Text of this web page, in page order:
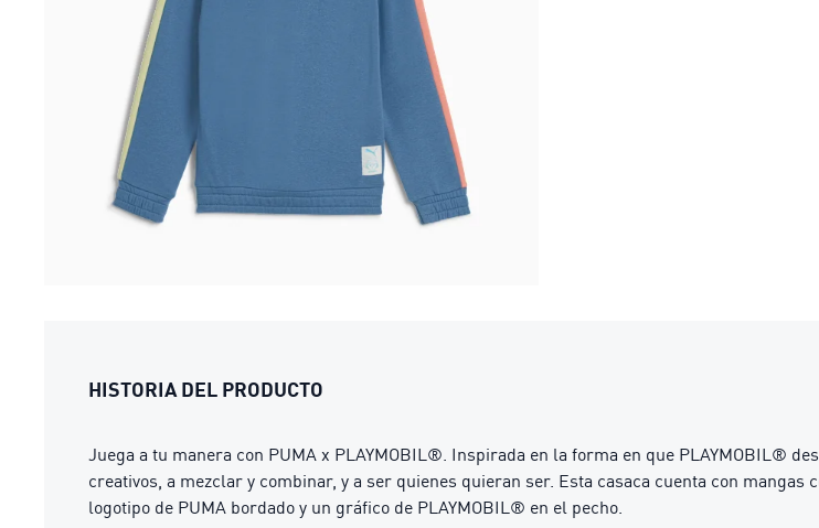
HISTORIA DEL PRODUCTO
Juega a tu manera con PUMA x PLAYMOBIL®. Inspirada en la forma en que PLAYMOBIL®
creativos, a mezclar y combinar, y a ser quienes quieran ser. Esta casaca cuenta con
logotipo de PUMA bordado y un gráfico de PLAYMOBIL® en el pecho.